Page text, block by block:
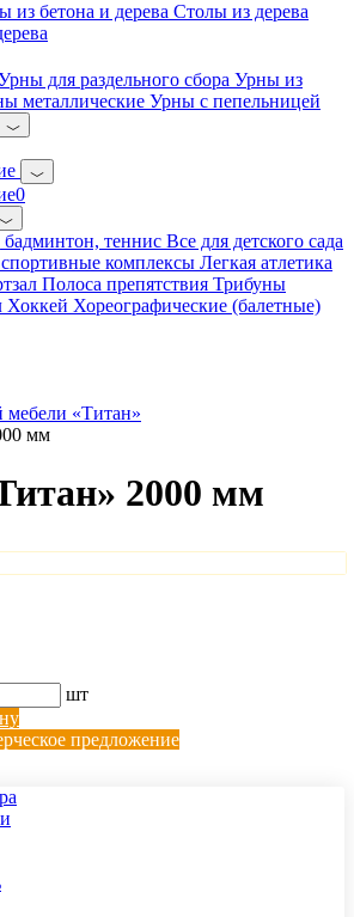
из бетона и дерева Столы из дерева
для раздельного сбора Урны из
металлические Урны с пепельницей
теннис Все для детского сада
комплексы Легкая атлетика
Полоса препятствия Трибуны
Хоккей Хореографические (балетные)
мебели «Титан»
мм
2000 мм
шт
предложение